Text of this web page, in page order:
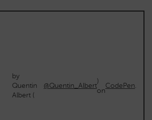
by
Quentin
Albert (
@Quentin_Albert
)
on
CodePen.